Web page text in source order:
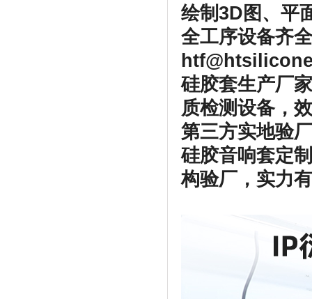
绘制3D图、平
全工序设备齐
硅胶套生产厂
质检测设备，
第三方实地验
硅胶音响套定
构验厂，实力